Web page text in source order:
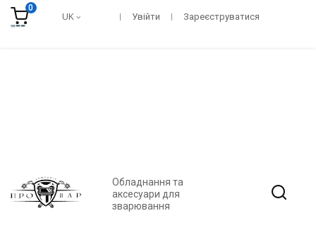
0
UK Увійти Зареєструватися
Обладнання та
аксесуари для
зварювання